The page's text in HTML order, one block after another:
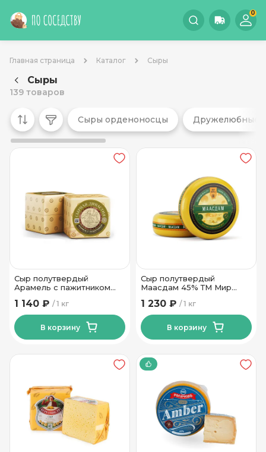
0
Главная страница Каталог Сыры
Сыры
139 товаров
Сыры орденоносцы Дружелюбные
Сыр полутвердый
Арамель с пажитником
1 кг
1 140 ₽
В корзину
Сыр полутвердый
Маасдам 45% ТМ Мир
1 кг
1 230 ₽
В корзину